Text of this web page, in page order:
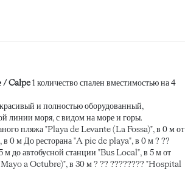
/ Calpe 1 количество спален вместимостью на 4
и полностью оборудованный,
линии моря, с видом на море и горы.
пляжа "Playa de Levante (La Fossa)", в 0 м от
в 0 м До ресторана "A pie de playa", в 0 м ? ??
м до автобусной станции "Bus Local", в 5 м от
Mayo a Octubre)", в 30 м ? ?? ???????? "Hospital